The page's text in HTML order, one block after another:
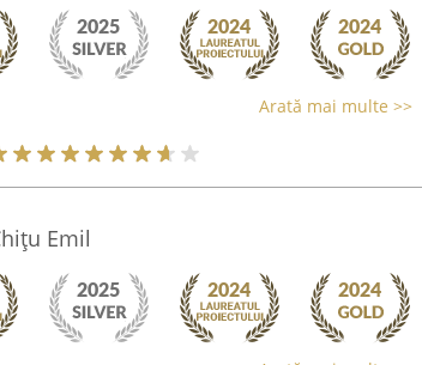
Arată mai multe >>
Emil